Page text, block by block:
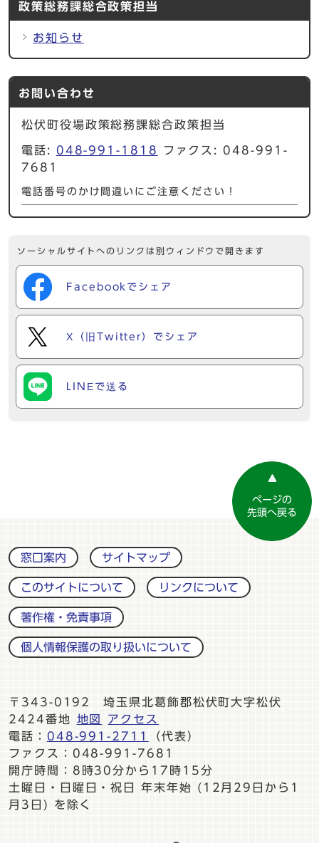
政策総務課総合政策担当
お知らせ
お問い合わせ
松伏町役場政策総務課総合政策担当
電話: 048-991-1818
ファクス: 048-991-
7681
電話番号のかけ間違いにご注意ください！
ソーシャルサイトへのリンクは別ウィンドウで開きます
Facebookでシェア
X（旧Twitter）でシェア
LINEで送る
ページの
先頭へ戻る
窓口案内 サイトマップ
このサイトについて リンクについて
著作権・免責事項
個人情報保護の取り扱いについて
〒343-0192 埼玉県北葛飾郡松伏町大字松伏
2424番地
地図
アクセス
電話： 048-991-2711
（代表）
ファクス：048-991-7681
開庁時間：8時30分から17時15分
土曜日・日曜日・祝日 年末年始 (12月29日から1
月3日) を除く